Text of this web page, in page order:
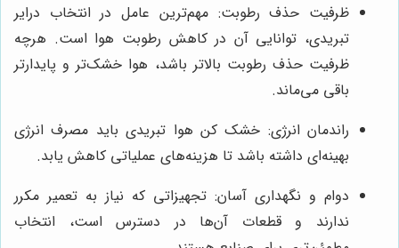
ظرفیت حذف رطوبت: مهم‌ترین عامل در انتخاب درایر
تبریدی، توانایی آن در کاهش رطوبت هوا است. هرچه
ظرفیت حذف رطوبت بالاتر باشد، هوا خشک‌تر و پایدارتر
باقی می‌ماند.
راندمان انرژی: خشک کن هوا تبریدی باید مصرف انرژی
بهینه‌ای داشته باشد تا هزینه‌های عملیاتی کاهش یابد.
دوام و نگهداری آسان: تجهیزاتی که نیاز به تعمیر مکرر
ندارند و قطعات آن‌ها در دسترس است، انتخاب